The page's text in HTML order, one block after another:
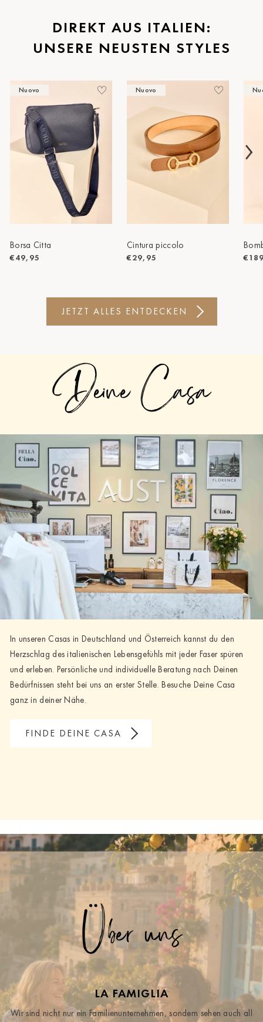
St.Pölten
Staufen
Timmendorf
Tulln
Tuttlingen
Wien Hietzing (13.Bez.)
Zwettl
DIREKT AUS ITALIEN:
UNSERE NEUSTEN STYLES
Nuovo
Borsa Citta
€49,95
Nuovo
Cintura piccolo
€29,95
JETZT ALLES ENTDECKEN
Deine Casa
In unseren Casas in Deutschland und Österreich kannst du den
Herzschlag des italienischen Lebensgefühls mit jeder Faser spüren
und erleben. Persönliche und individuelle Beratung nach Deinen
Bedürfnissen steht bei uns an erster Stelle. Besuche Deine Casa
ganz in deiner Nähe.
FINDE DEINE CASA
Über uns
LA FAMIGLIA
Wir sind nicht nur ein Familienunternehmen, sondern sehen auch all